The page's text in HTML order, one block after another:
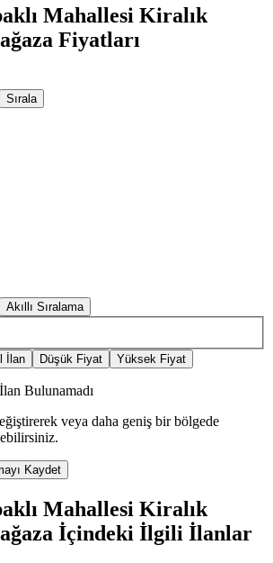
Mahallesi Kiralık
Fiyatları
Sırala
Akıllı Sıralama
İlan Düşük Fiyat Yüksek Fiyat
Bulunamadı
veya daha geniş bir bölgede
Kaydet
Mahallesi Kiralık
İçindeki İlgili İlanlar